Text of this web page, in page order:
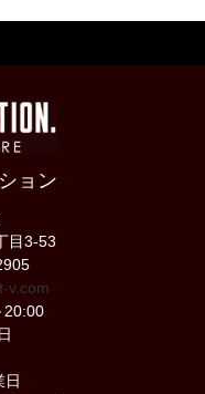
ョン
目3-53
v.com
20:00
日